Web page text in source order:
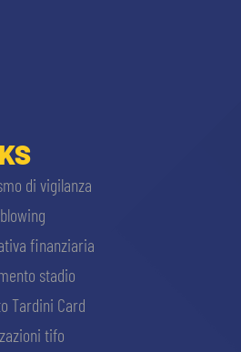
di vigilanza
finanziaria
stadio
Tardini Card
tifo